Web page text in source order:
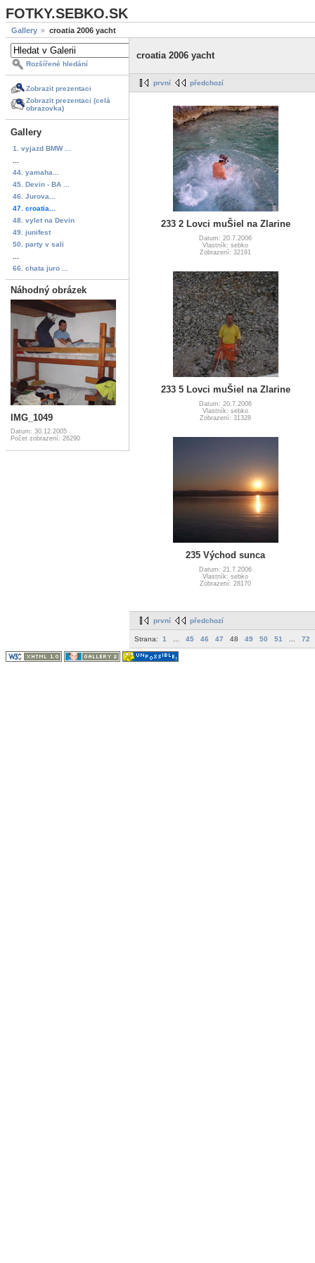
FOTKY.SEBKO.SK
Gallery croatia 2006 yacht
Rozšířené hledání
Zobrazit prezentaci
Zobrazit prezentaci (celá
obrazovka)
Gallery
1. vyjazd BMW ...
44. yamaha...
45. Devin - BA ...
46. Jurova...
47. croatia...
48. vylet na Devin
49. junifest
50. party v sali
66. chata juro ...
Náhodný obrázek
IMG_1049
Datum: 30.12.2005
Počet zobrazení: 26290
croatia 2006 yacht
první předchozí
233 2 Lovci muŠiel na Zlarine
Datum: 20.7.2006
Vlastník: sebko
Zobrazení: 32191
233 5 Lovci muŠiel na Zlarine
Datum: 20.7.2006
Vlastník: sebko
Zobrazení: 31328
235 Východ sunca
Datum: 21.7.2006
Vlastník: sebko
Zobrazení: 28170
první předchozí
Strana: 1 45 46 47 48 49 50 51 72